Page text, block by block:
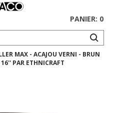
PANIER: 0
MAX - ACAJOU VERNI - BRUN
PAR ETHNICRAFT